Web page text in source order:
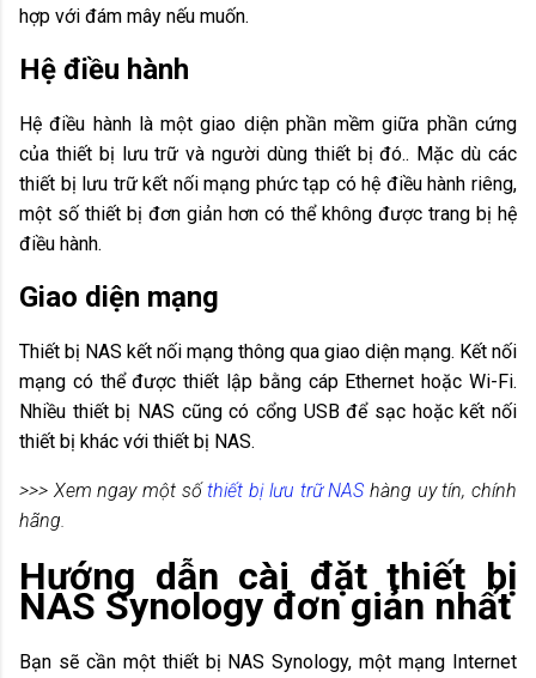
hợp với đám mây nếu muốn.
Hệ điều hành
Hệ điều hành là một giao diện phần mềm giữa phần cứng
của thiết bị lưu trữ và người dùng thiết bị đó.. Mặc dù các
thiết bị lưu trữ kết nối mạng phức tạp có hệ điều hành riêng,
một số thiết bị đơn giản hơn có thể không được trang bị hệ
điều hành.
Giao diện mạng
Thiết bị NAS kết nối mạng thông qua giao diện mạng. Kết nối
mạng có thể được thiết lập bằng cáp Ethernet hoặc Wi-Fi.
Nhiều thiết bị NAS cũng có cổng USB để sạc hoặc kết nối
thiết bị khác với thiết bị NAS.
>>> Xem ngay một sốthiết bị lưu trữ NAS hàng uy tín, chính
hãng.
Hướng dẫn cài đặt thiết bị
NAS Synology đơn giản nhất
Bạn sẽ cần một thiết bị NAS Synology, một mạng Internet